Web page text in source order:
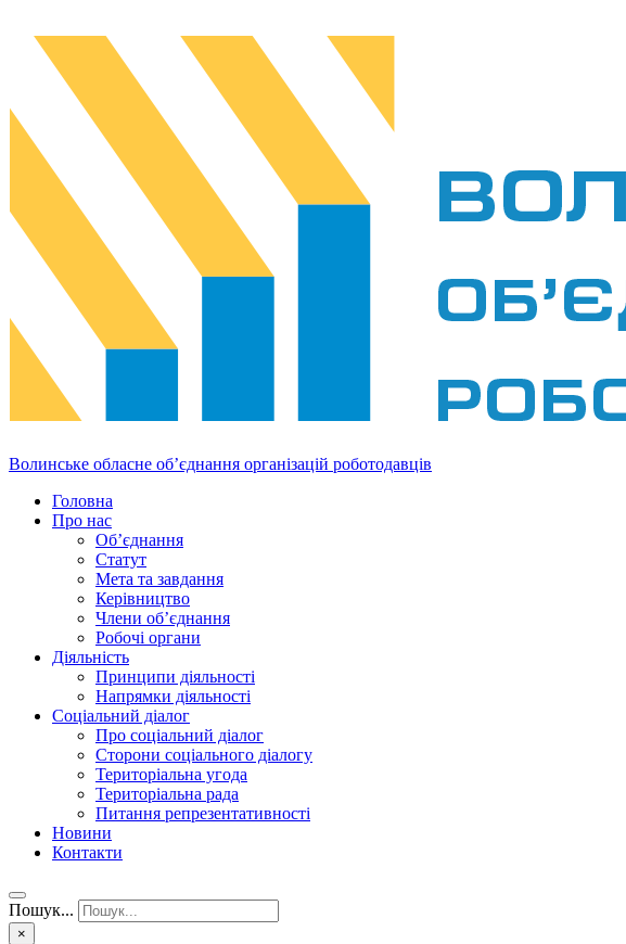
Волинське обласне об’єднання організацій роботодавців
Головна
Про нас
Об’єднання
Статут
Мета та завдання
Керівництво
Члени об’єднання
Робочі органи
Діяльність
Принципи діяльності
Напрямки діяльності
Соціальний діалог
Про соціальний діалог
Сторони соціального діалогу
Територіальна угода
Територіальна рада
Питання репрезентативності
Новини
Контакти
Пошук...
×